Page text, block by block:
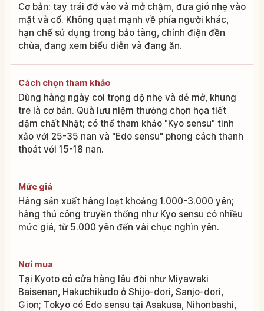
Cơ bản: tay trái đỡ vào và mở chậm, đưa gió nhẹ vào
mặt và cổ. Không quạt mạnh về phía người khác,
hạn chế sử dụng trong bảo tàng, chính điện đền
chùa, đang xem biểu diễn và đang ăn.
Cách chọn tham khảo
Dùng hàng ngày coi trọng độ nhẹ và dễ mở, khung
tre là cơ bản. Quà lưu niệm thường chọn họa tiết
đậm chất Nhật; có thể tham khảo "Kyo sensu" tinh
xảo với 25-35 nan và "Edo sensu" phong cách thanh
thoát với 15-18 nan.
Mức giá
Hàng sản xuất hàng loạt khoảng 1.000-3.000 yên;
hàng thủ công truyền thống như Kyo sensu có nhiều
mức giá, từ 5.000 yên đến vài chục nghìn yên.
Nơi mua
Tại Kyoto có cửa hàng lâu đời như Miyawaki
Baisenan, Hakuchikudo ở Shijo-dori, Sanjo-dori,
Gion; Tokyo có Edo sensu tại Asakusa, Nihonbashi,